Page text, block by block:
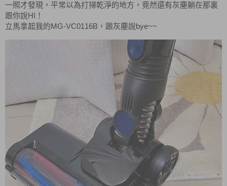
一照才發現，平常以為打掃乾淨的地方，竟然還有灰塵躺在那裏
跟你說HI ！
立馬拿起我的MG-VC0116B ，跟灰塵說bye~~